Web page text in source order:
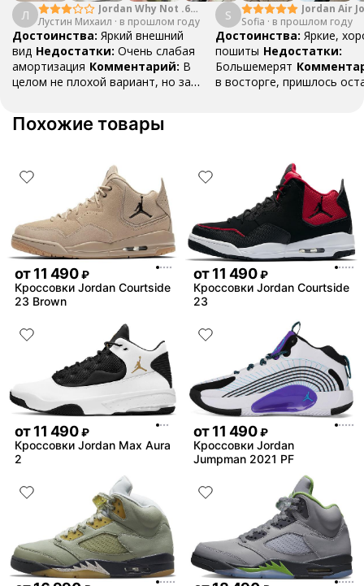
Л
Jordan Why Not .6
"Bright Crimson" PF
Лустин Михаил · в прошлом году
Достоинства: Яркий внешний
вид Недостатки: Очень слабая
амортизация Комментарий: В
целом не плохой вариант, но за
баскетбольных кроссовок
S
Jordan Air
Mid SE
Sofia · в прошлом году
Достоинства: Яркие,
пошиты Недостатки:
Большемерят
в восторге, пришлось
Похожие товары
от11 490 ₽
Кроссовки Jordan Courtside
23 Brown
от11 490 ₽
Кроссовки Jordan Courtside
23
от11 490 ₽
Кроссовки Jordan Max Aura
2
от11 490 ₽
Кроссовки Jordan
Jumpman 2021 PF